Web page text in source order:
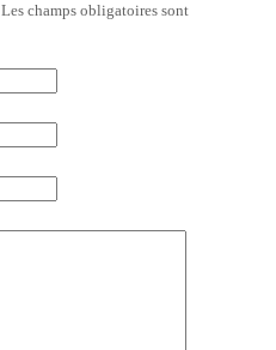
Les champs obligatoires sont